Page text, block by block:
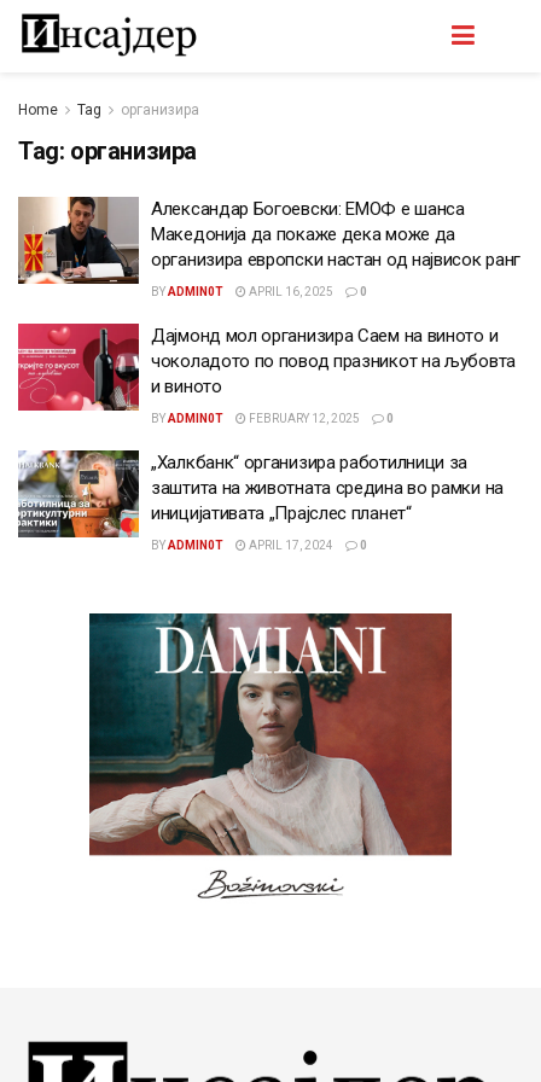
Home Tag организира
Tag: организира
Александар Богоевски: ЕМОФ е шанса
Македонија да покаже дека може да
организира европски настан од највисок ранг
BYADMIN0T APRIL 16, 2025 0
Дајмонд мол организира Саем на виното и
чоколадото по повод празникот на љубовта
и виното
BYADMIN0T FEBRUARY 12, 2025 0
„Халкбанк“ организира работилници за
заштита на животната средина во рамки на
иницијативата „Прајслес планет“
BYADMIN0T APRIL 17, 2024 0